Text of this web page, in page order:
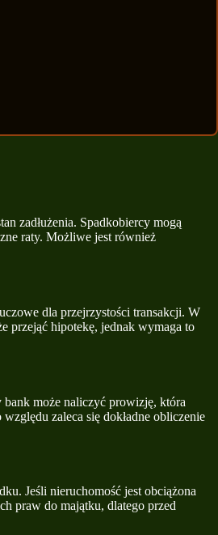
zadłużenia. Spadkobiercy mogą
raty. Możliwe jest również
dla przejrzystości transakcji. W
przejąć hipotekę, jednak wymaga to
może naliczyć prowizję, która
zaleca się dokładne obliczenie
Jeśli nieruchomość jest obciążona
praw do majątku, dlatego przed